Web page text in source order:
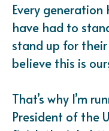
Every
have had to
stand up for
believe this is
That’s why I’m
President of the